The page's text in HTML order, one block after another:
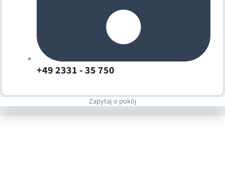
+49 2331 - 35 750
Zapytaj o pokój